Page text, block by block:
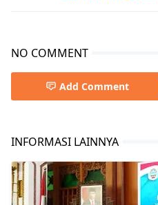
NO COMMENT
Add Comment
INFORMASI LAINNYA